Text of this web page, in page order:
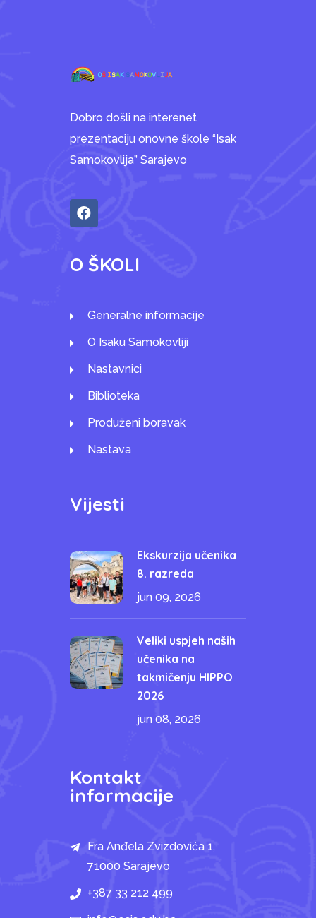
Dobro došli na interenet
prezentaciju onovne škole “Isak
Samokovlija” Sarajevo
O ŠKOLI
Generalne informacije
O Isaku Samokovliji
Nastavnici
Biblioteka
Produženi boravak
Nastava
Vijesti
Ekskurzija učenika
8. razreda
jun 09, 2026
Veliki uspjeh naših
učenika na
takmičenju HIPPO
2026
jun 08, 2026
Kontakt
informacije
Fra Anđela Zvizdovića 1,
71000 Sarajevo
+387 33 212 499